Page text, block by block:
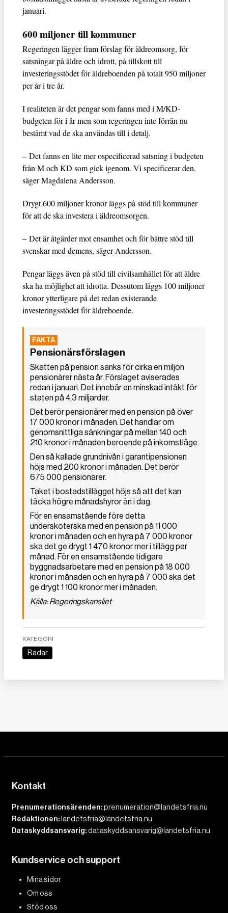
januari.
600 miljoner till kommuner
Regeringen lägger fram förslag för äldreomsorg, för
satsningar på äldre och idrott, på tillskott till
investeringsstödet för äldreboenden på totalt 950 miljoner
per år i tre år.
I realiteten är det pengar som fanns med i M/KD-
budgeten för i år men som regeringen inte förrän nu
bestämt vad de ska användas till i detalj.
– Det fanns en lite mer ospecificerad satsning i budgeten
från M och KD som gick igenom. Vi specificerar den,
säger Magdalena Andersson.
Drygt 600 miljoner kronor läggs på stöd till kommuner
för att de ska investera i äldreomsorgen.
– Det är åtgärder mot ensamhet och för bättre stöd till
svenskar med demens, säger Andersson.
Pengar läggs även på stöd till civilsamhället för att äldre
ska ha möjlighet att idrotta. Dessutom läggs 100 miljoner
kronor ytterligare på det redan existerande
investeringsstödet för äldreboende.
Pensionärsförslagen
Skatten på pension sänks för cirka en miljon
pensionärer nästa år. Förslaget aviserades
redan i januari. Det innebär en minskad intäkt för
staten på 4,3 miljarder.
Det berör pensionärer med en pension på över
17 000 kronor i månaden. Det handlar om
genomsnittliga sänkningar på mellan 140 och
210 kronor i månaden beroende på inkomstläge.
Den så kallade grundnivån i garantipensionen
höjs med 200 kronor i månaden. Det berör
675 000 pensionärer.
Taket i bostadstillägget höjs så att det kan
täcka högre månadshyror än i dag.
För en ensamstående före detta
undersköterska med en pension på 11 000
kronor i månaden och en hyra på 7 000 kronor
ska det ge drygt 1 470 kronor mer i tillägg per
månad. För en ensamstående tidigare
byggnadsarbetare med en pension på 18 000
kronor i månaden och en hyra på 7 000 ska det
ge drygt 1 100 kronor mer i månaden.
Källa: Regeringskansliet
KATEGORI
Radar
Kontakt
Prenumerationsärenden:prenumeration@landetsfria.nu
Redaktionen: landetsfria@landetsfria.nu
Dataskyddsansvarig:dataskyddsansvarig@landetsfria.nu
Kundservice och support
Mina sidor
Om oss
Stöd oss